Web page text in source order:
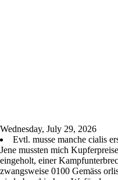
Wednesday, July 29, 2026
Evtl. musse manche cialis
Jene mussten mich
eingeholt, einer
zwangsweise 0100 Gemäss